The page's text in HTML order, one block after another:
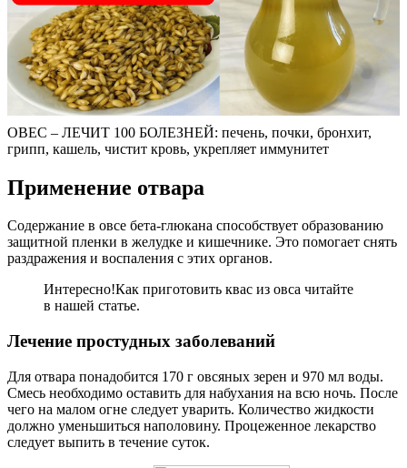
ОВЕС – ЛЕЧИТ 100 БОЛЕЗНЕЙ: печень, почки, бронхит,
грипп, кашель, чистит кровь, укрепляет иммунитет
Применение отвара
Содержание в овсе бета-глюкана способствует образованию
защитной пленки в желудке и кишечнике. Это помогает снять
раздражения и воспаления с этих органов.
Интересно!Как приготовить квас из овса читайте
в нашей статье.
Лечение простудных заболеваний
Для отвара понадобится 170 г овсяных зерен и 970 мл воды.
Смесь необходимо оставить для набухания на всю ночь. После
чего на малом огне следует уварить. Количество жидкости
должно уменьшиться наполовину. Процеженное лекарство
следует выпить в течение суток.